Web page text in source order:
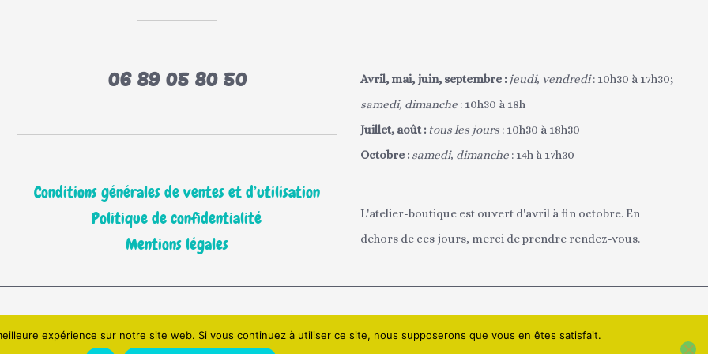
06 89 05 80 50
Conditions générales de ventes et d’utilisation
Politique de confidentialité
Mentions légales
Avril, mai, juin, septembre : jeudi, vendredi: 10h30 à 17h30;
samedi, dimanche : 10h30 à 18h
Juillet, août : tous les jours : 10h30 à 18h30
Octobre : samedi, dimanche : 14h à 17h30
L'atelier-boutique est ouvert d'avril à fin octobre. En
dehors de ces jours, merci de prendre rendez-vous.
réservés © 2026 Marigami P'tits Plis | Réalisé par Marie MARCHAND
expérience sur notre site web. Si vous continuez à utiliser ce site, nous supposerons que vous en êtes satisfait.